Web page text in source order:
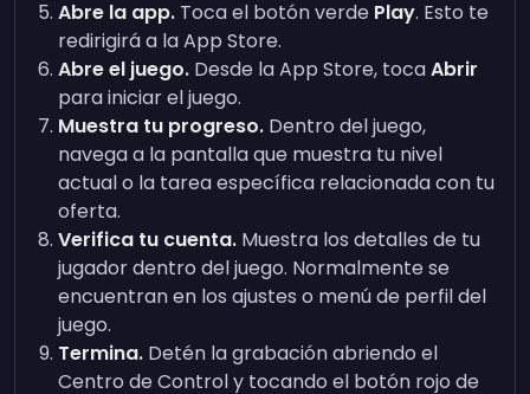
Abre la app. Toca el botón verde Play. Esto te
redirigirá a la App Store.
Abre el juego. Desde la App Store, tocaAbrir
para iniciar el juego.
Muestra tu progreso. Dentro del juego,
navega a la pantalla que muestra tu nivel
actual o la tarea específica relacionada con tu
oferta.
Verifica tu cuenta. Muestra los detalles de tu
jugador dentro del juego. Normalmente se
encuentran en los ajustes o menú de perfil del
juego.
Termina. Detén la grabación abriendo el
Centro de Control y tocando el botón rojo de